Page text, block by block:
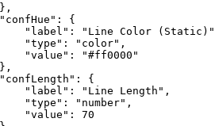
},
"confHue" : {
"label" : " Line Color (Static) "
"type" : " color" ,
"value" : "#ff0000 "
},
"confLength" : {
"label" : " Line Length " ,
"type" : " number" ,
"value" : 70